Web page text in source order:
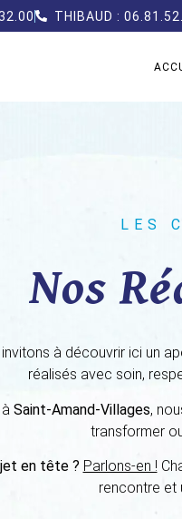
THIBAUD :
LES
Nos
à découvrir ici un
réalisés avec soin,
Saint-Amand-Villages,
transformer
en tête ? Parlons-en !
rencontre et